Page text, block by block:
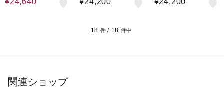
¥24,640 ¥24,200 ¥24,200
18 件 / 18 件中
関連ショップ